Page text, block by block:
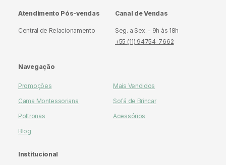
Atendimento Pós-vendas
Central de Relacionamento
Canal de Vendas
Seg. a Sex. - 9h às 18h
+55 (11) 94754-7662
Navegação
Promoções
Mais Vendidos
Cama Montessoriana
Sofá de Brincar
Poltronas
Acessórios
Blog
Institucional